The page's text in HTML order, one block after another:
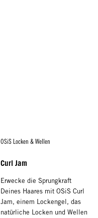
OSiS Locken & Wellen
Curl Jam
Erwecke die Sprungkraft
Deines Haares mit OSiS Curl
Jam, einem Lockengel, das
natürliche Locken und Wellen